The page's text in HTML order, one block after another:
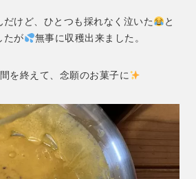
けど、ひとつも採れなく泣いた
と
たが
無事に収穫出来ました。
を終えて、念願のお菓子に